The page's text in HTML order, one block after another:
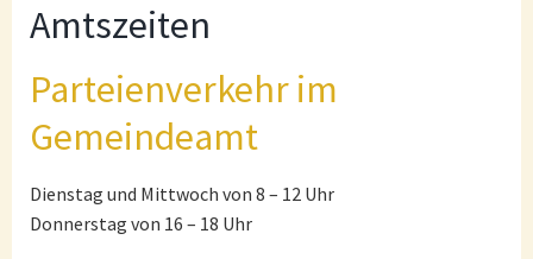
Amtszeiten
Parteienverkehr im
Gemeindeamt
Dienstag und Mittwoch von 8 – 12 Uhr
Donnerstag von 16 – 18 Uhr